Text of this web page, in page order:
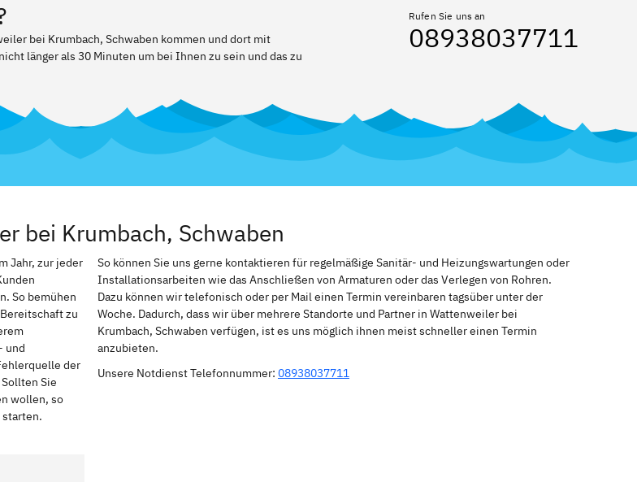
bei Krumbach, Schwaben kommen und dort mit
länger als 30 Minuten um bei Ihnen zu sein und das zu
Rufen Sie uns an
08938037711
bei Krumbach, Schwaben
Jahr, zur jeder
So bemühen
zu
und
der
Sie
wollen, so
starten.
So können Sie uns gerne kontaktieren für regelmäßige Sanitär- und Heizungswartungen oder
Installationsarbeiten wie das Anschließen von Armaturen oder das Verlegen von Rohren.
Dazu können wir telefonisch oder per Mail einen Termin vereinbaren tagsüber unter der
Woche. Dadurch, dass wir über mehrere Standorte und Partner in Wattenweiler bei
Krumbach, Schwaben verfügen, ist es uns möglich ihnen meist schneller einen Termin
anzubieten.
Unsere Notdienst Telefonnummer: 08938037711